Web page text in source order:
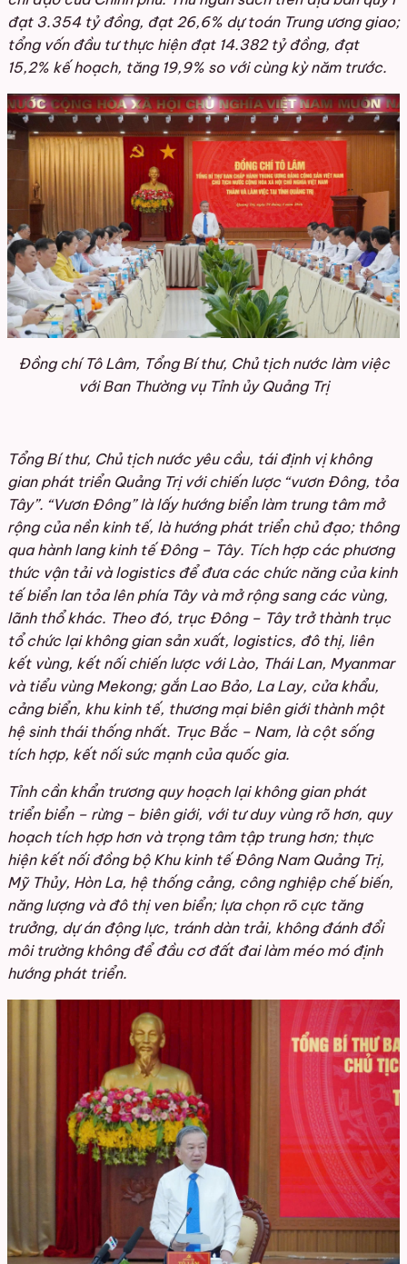
đạt 3.354 tỷ đồng, đạt 26,6% dự toán Trung ương giao;
tổng vốn đầu tư thực hiện đạt 14.382 tỷ đồng, đạt
15,2% kế hoạch, tăng 19,9% so với cùng kỳ năm trước.
Đồng chí Tô Lâm, Tổng Bí thư, Chủ tịch nước làm việc
với Ban Thường vụ Tỉnh ủy Quảng Trị
Tổng Bí thư, Chủ tịch nước yêu cầu, tái định vị không
gian phát triển Quảng Trị với chiến lược “vươn Đông, tỏa
Tây”. “Vươn Đông” là lấy hướng biển làm trung tâm mở
rộng của nền kinh tế, là hướng phát triển chủ đạo; thông
qua hành lang kinh tế Đông – Tây. Tích hợp các phương
thức vận tải và logistics để đưa các chức năng của kinh
tế biển lan tỏa lên phía Tây và mở rộng sang các vùng,
lãnh thổ khác. Theo đó, trục Đông – Tây trở thành trục
tổ chức lại không gian sản xuất, logistics, đô thị, liên
kết vùng, kết nối chiến lược với Lào, Thái Lan, Myanmar
và tiểu vùng Mekong; gắn Lao Bảo, La Lay, cửa khẩu,
cảng biển, khu kinh tế, thương mại biên giới thành một
hệ sinh thái thống nhất. Trục Bắc – Nam, là cột sống
tích hợp, kết nối sức mạnh của quốc gia.
Tỉnh cần khẩn trương quy hoạch lại không gian phát
triển biển – rừng – biên giới, với tư duy vùng rõ hơn, quy
hoạch tích hợp hơn và trọng tâm tập trung hơn; thực
hiện kết nối đồng bộ Khu kinh tế Đông Nam Quảng Trị,
Mỹ Thủy, Hòn La, hệ thống cảng, công nghiệp chế biến,
năng lượng và đô thị ven biển; lựa chọn rõ cực tăng
trưởng, dự án động lực, tránh dàn trải, không đánh đổi
môi trường không để đầu cơ đất đai làm méo mó định
hướng phát triển.